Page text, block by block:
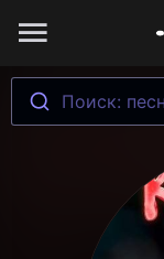
Поиск: